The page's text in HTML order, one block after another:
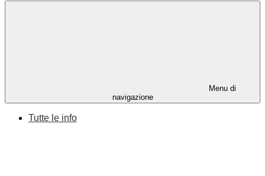
Menu di
navigazione
Tutte le info